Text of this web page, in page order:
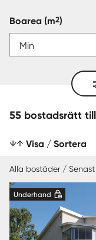
Boarea (m2)
Visa / Sortera
Alla bostäder / Senast
Underhand